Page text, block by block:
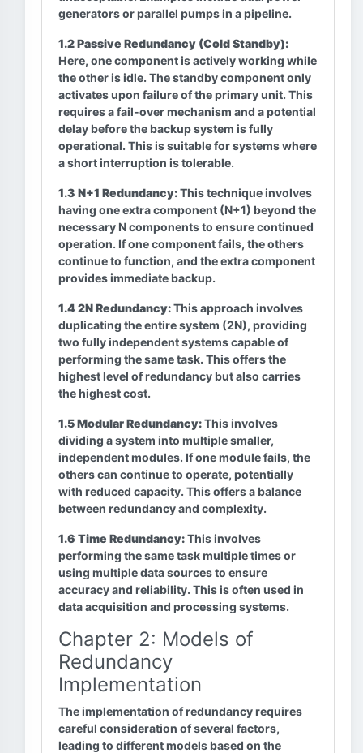
generators or parallel pumps in a pipeline.
1.2 Passive Redundancy (Cold Standby):
Here, one component is actively working while
the other is idle. The standby component only
activates upon failure of the primary unit. This
requires a fail-over mechanism and a potential
delay before the backup system is fully
operational. This is suitable for systems where
a short interruption is tolerable.
1.3 N+1 Redundancy:This technique involves
having one extra component (N+1) beyond the
necessary N components to ensure continued
operation. If one component fails, the others
continue to function, and the extra component
provides immediate backup.
1.4 2N Redundancy:This approach involves
duplicating the entire system (2N), providing
two fully independent systems capable of
performing the same task. This offers the
highest level of redundancy but also carries
the highest cost.
1.5 Modular Redundancy:This involves
dividing a system into multiple smaller,
independent modules. If one module fails, the
others can continue to operate, potentially
with reduced capacity. This offers a balance
between redundancy and complexity.
1.6 Time Redundancy:This involves
performing the same task multiple times or
using multiple data sources to ensure
accuracy and reliability. This is often used in
data acquisition and processing systems.
Chapter 2: Models of
Redundancy
Implementation
The implementation of redundancy requires
careful consideration of several factors,
leading to different models based on the